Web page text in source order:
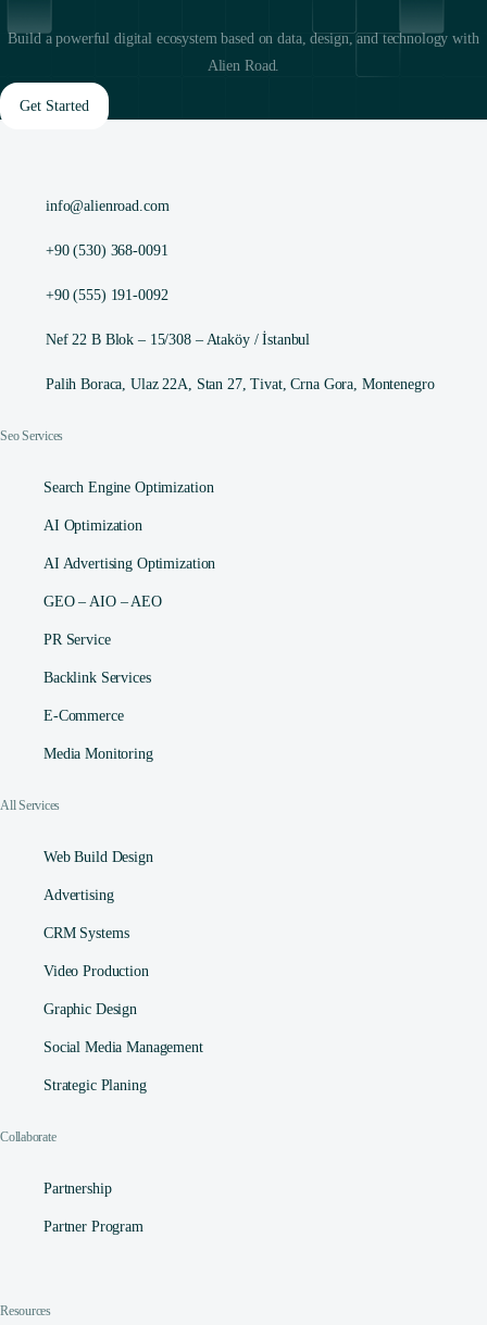
Build a powerful digital ecosystem based on data, design, and technology with
Alien Road.
Get Started
info@alienroad.com
+90 (530) 368-0091
+90 (555) 191-0092
Nef 22 B Blok – 15/308 – Ataköy / İstanbul
Palih Boraca, Ulaz 22A, Stan 27, Tivat, Crna Gora, Montenegro
Seo Services
Search Engine Optimization
AI Optimization
AI Advertising Optimization
GEO – AIO – AEO
PR Service
Backlink Services
E-Commerce
Media Monitoring
All Services
Web Build Design
Advertising
CRM Systems
Video Production
Graphic Design
Social Media Management​
Strategic Planing
Collaborate
Partnership
Partner Program
Resources